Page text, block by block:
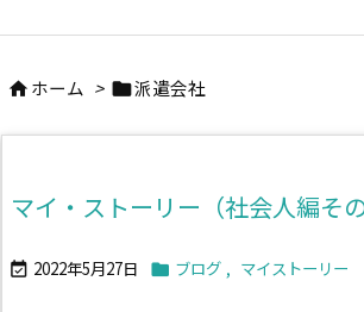
 ホーム > 派遣会社
マイ・ストーリー（社会人編その
 2022年5月27日  ブログ , マイストーリー